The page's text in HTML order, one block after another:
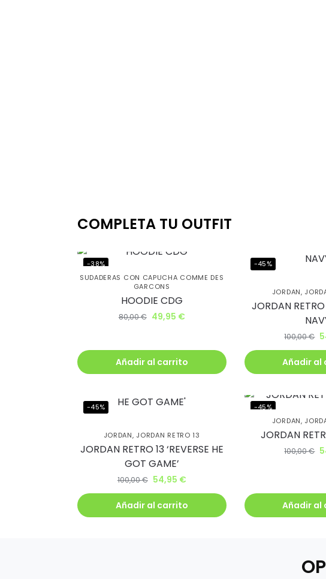
COMPLETA TU OUTFIT
-38%
SUDADERAS CON CAPUCHA COMME DES
GARCONS
HOODIE CDG
80,00€ 49,95 €
Añadir al carrito
-45%
JORDAN,
JORDAN
100,00€
Añadir al
-45%
JORDAN, JORDAN RETRO 13
JORDAN RETRO 13 ‘REVERSE HE
GOT GAME’
100,00€ 54,95 €
Añadir al carrito
-45%
JORDAN,
JORDAN
100,00€
Añadir al
al club BJ
llévate un
descuento.
Además, recibirás
antes que nadie
Quiero mi